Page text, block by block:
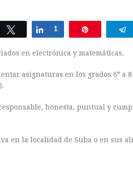
Twittear Compartir
1
en electrónica y matemáticas.
asignaturas en los grados 6° a 8
honesta, puntual y
en la localidad de Suba o en sus